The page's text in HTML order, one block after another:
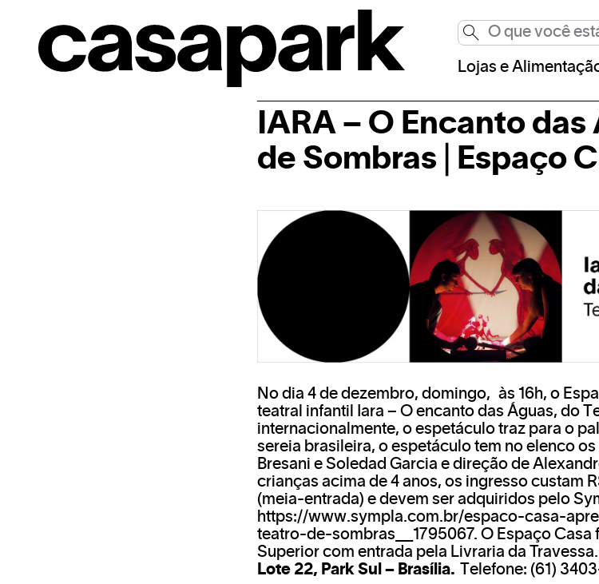
Lojas e
IARA – O Encanto das
de Sombras | Espaço
No dia 4 de dezembro, domingo, às 16h, o
teatral infantil Iara – O encanto das Águas, do
internacionalmente, o espetáculo traz para o
sereia brasileira, o espetáculo tem no elenco
Bresani e Soledad Garcia e direção de
crianças acima de 4 anos, os ingresso custam
(meia-entrada) e devem ser adquiridos pelo
https://www.sympla.com.br/espaco-casa-
teatro-de-sombras__1795067. O Espaço Casa
Superior com entrada pela Livraria da
Lote 22, Park Sul – Brasília.
Telefone: (61)